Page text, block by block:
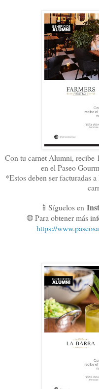
Con tu carnet Alumni, recibe
en el Paseo
*Estos deben ser facturadas
📱Síguelos en
🌐Para obtener más
https://